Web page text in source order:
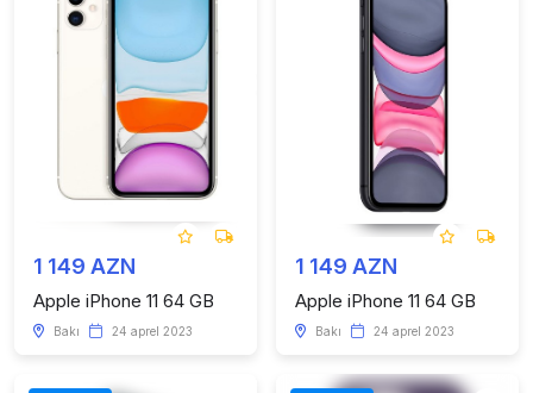
1 149 AZN
Apple iPhone 11 64 GB
Bakı 24 aprel 2023
1 149 AZN
Apple iPhone 11 64 GB
Bakı 24 aprel 2023